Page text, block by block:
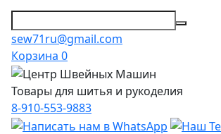
sew71ru@gmail.com
Корзина 0
Товары для шитья и рукоделия
8-910-553-9883